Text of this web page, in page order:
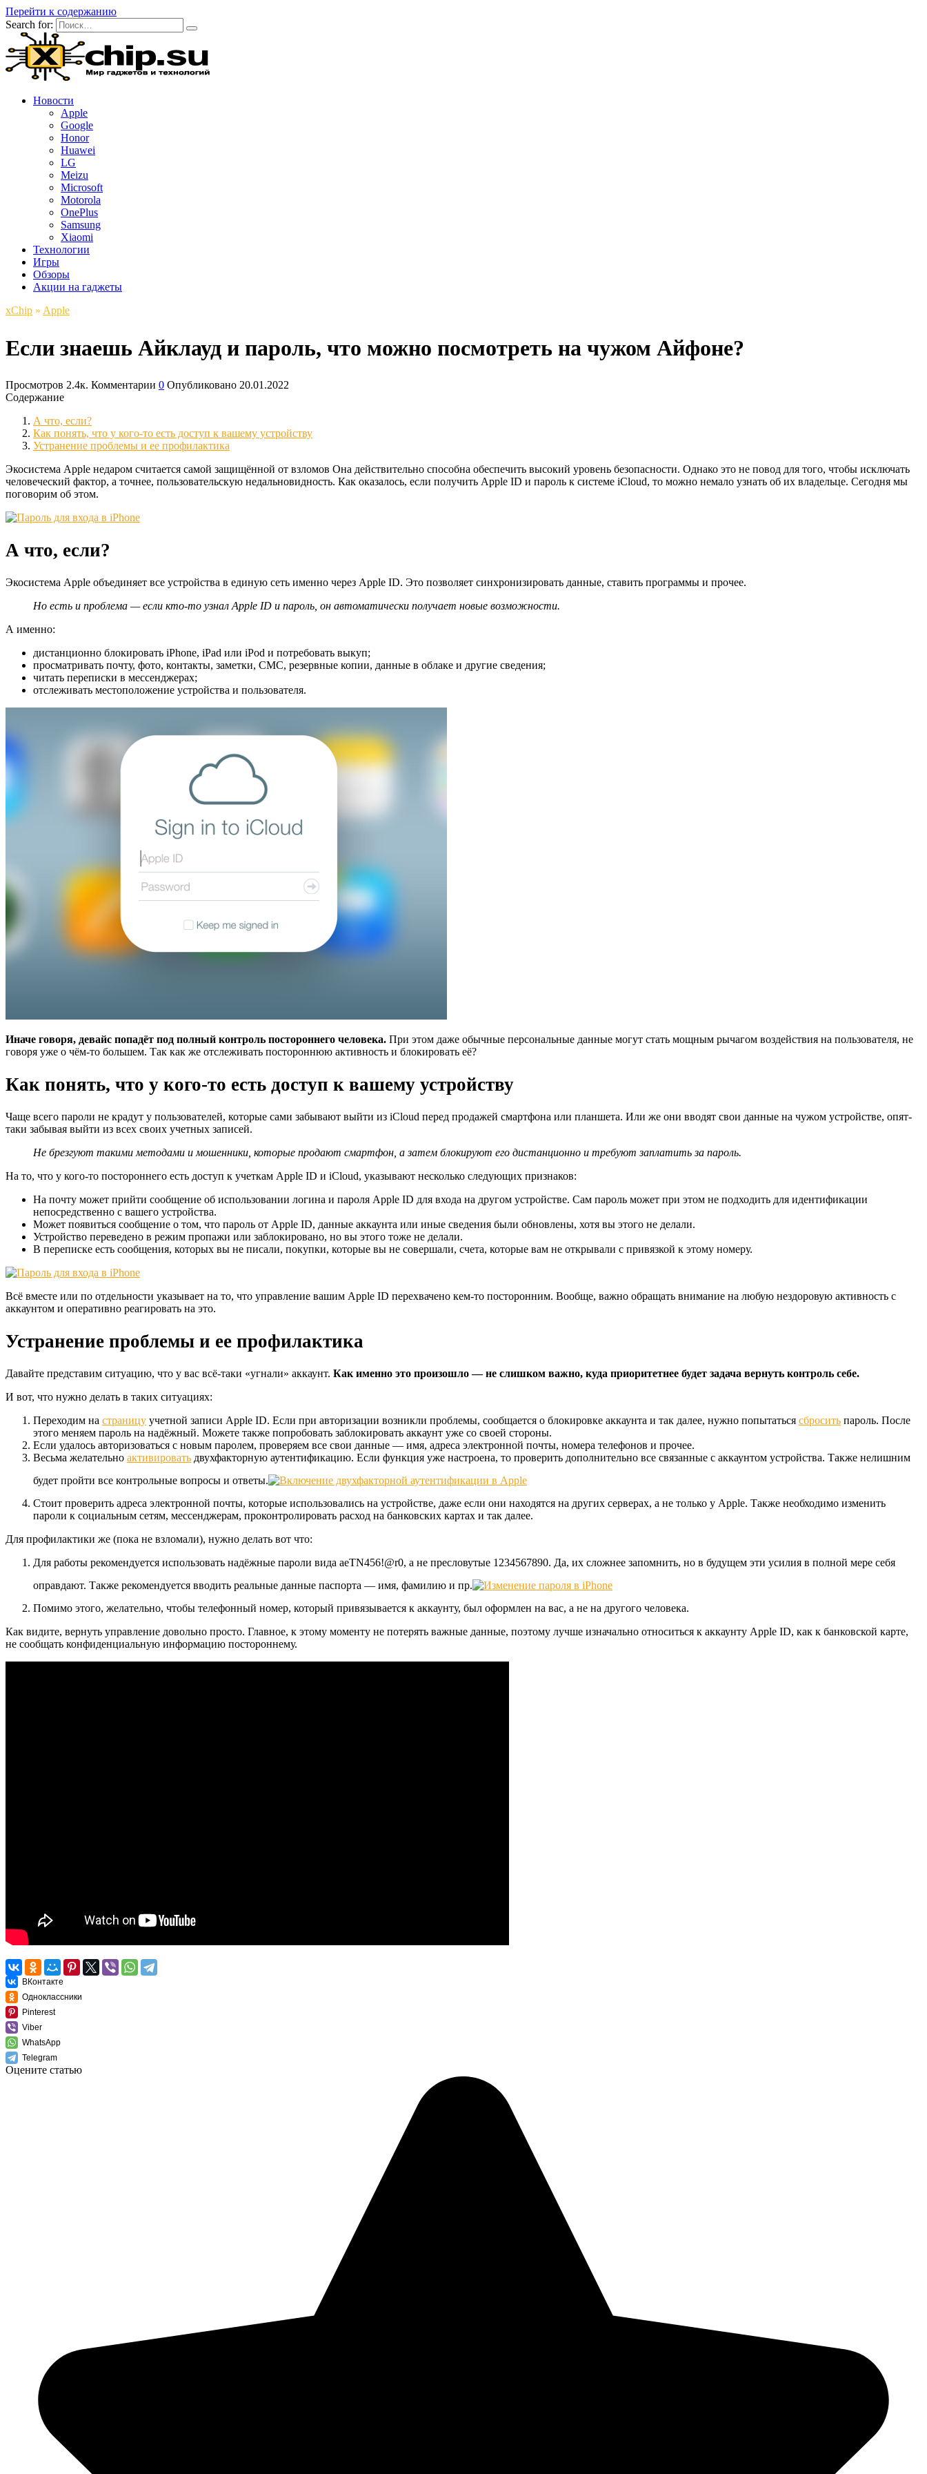
Перейти к содержанию
Search for:
Новости
Apple
Google
Honor
Huawei
LG
Meizu
Microsoft
Motorola
OnePlus
Samsung
Xiaomi
Технологии
Игры
Обзоры
Акции на гаджеты
xСhip » Apple
Если знаешь Айклауд и пароль, что можно посмотреть на чужом Айфоне?
Просмотров 2.4к. Комментарии 0 Опубликовано 20.01.2022
Содержание
А что, если?
Как понять, что у кого-то есть доступ к вашему устройству
Устранение проблемы и ее профилактика
Экосистема Apple недаром считается самой защищённой от взломов Она действительно способна обеспечить высокий уровень безопасности. Однако это не повод для того, чтобы исключать
человеческий фактор, а точнее, пользовательскую недальновидность. Как оказалось, если получить Apple ID и пароль к системе iCloud, то можно немало узнать об их владельце. Сегодня мы
поговорим об этом.
А что, если?
Экосистема Apple объединяет все устройства в единую сеть именно через Apple ID. Это позволяет синхронизировать данные, ставить программы и прочее.
Но есть и проблема — если кто-то узнал Apple ID и пароль, он автоматически получает новые возможности.
А именно:
дистанционно блокировать iPhone, iPad или iPod и потребовать выкуп;
просматривать почту, фото, контакты, заметки, СМС, резервные копии, данные в облаке и другие сведения;
читать переписки в мессенджерах;
отслеживать местоположение устройства и пользователя.
Иначе говоря, девайс попадёт под полный контроль постороннего человека. При этом даже обычные персональные данные могут стать мощным рычагом воздействия на пользователя, не
говоря уже о чём-то большем. Так как же отслеживать постороннюю активность и блокировать её?
Как понять, что у кого-то есть доступ к вашему устройству
Чаще всего пароли не крадут у пользователей, которые сами забывают выйти из iCloud перед продажей смартфона или планшета. Или же они вводят свои данные на чужом устройстве, опят-
таки забывая выйти из всех своих учетных записей.
Не брезгуют такими методами и мошенники, которые продают смартфон, а затем блокируют его дистанционно и требуют заплатить за пароль.
На то, что у кого-то постороннего есть доступ к учеткам Apple ID и iCloud, указывают несколько следующих признаков:
На почту может прийти сообщение об использовании логина и пароля Apple ID для входа на другом устройстве. Сам пароль может при этом не подходить для идентификации
непосредственно с вашего устройства.
Может появиться сообщение о том, что пароль от Apple ID, данные аккаунта или иные сведения были обновлены, хотя вы этого не делали.
Устройство переведено в режим пропажи или заблокировано, но вы этого тоже не делали.
В переписке есть сообщения, которых вы не писали, покупки, которые вы не совершали, счета, которые вам не открывали с привязкой к этому номеру.
Всё вместе или по отдельности указывает на то, что управление вашим Apple ID перехвачено кем-то посторонним. Вообще, важно обращать внимание на любую нездоровую активность с
аккаунтом и оперативно реагировать на это.
Устранение проблемы и ее профилактика
Давайте представим ситуацию, что у вас всё-таки «угнали» аккаунт. Как именно это произошло — не слишком важно, куда приоритетнее будет задача вернуть контроль себе.
И вот, что нужно делать в таких ситуациях:
Переходим на страницу учетной записи Apple ID. Если при авторизации возникли проблемы, сообщается о блокировке аккаунта и так далее, нужно попытаться сбросить пароль. После
этого меняем пароль на надёжный. Можете также попробовать заблокировать аккаунт уже со своей стороны.
Если удалось авторизоваться с новым паролем, проверяем все свои данные — имя, адреса электронной почты, номера телефонов и прочее.
Весьма желательно активировать двухфакторную аутентификацию. Если функция уже настроена, то проверить дополнительно все связанные с аккаунтом устройства. Также нелишним
будет пройти все контрольные вопросы и ответы.
Стоит проверить адреса электронной почты, которые использовались на устройстве, даже если они находятся на других серверах, а не только у Apple. Также необходимо изменить
пароли к социальным сетям, мессенджерам, проконтролировать расход на банковских картах и так далее.
Для профилактики же (пока не взломали), нужно делать вот что:
Для работы рекомендуется использовать надёжные пароли вида aeTN456!@r0, а не пресловутые 1234567890. Да, их сложнее запомнить, но в будущем эти усилия в полной мере себя
оправдают. Также рекомендуется вводить реальные данные паспорта — имя, фамилию и пр.
Помимо этого, желательно, чтобы телефонный номер, который привязывается к аккаунту, был оформлен на вас, а не на другого человека.
Как видите, вернуть управление довольно просто. Главное, к этому моменту не потерять важные данные, поэтому лучше изначально относиться к аккаунту Apple ID, как к банковской карте,
не сообщать конфиденциальную информацию постороннему.
ВКонтакте
Одноклассники
Pinterest
Viber
WhatsApp
Telegram
Оцените статью